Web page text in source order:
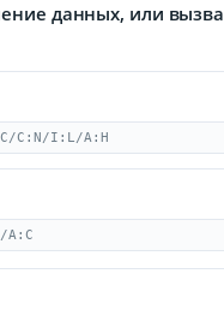
данных, или
C:N/I:L/A:H
A:C